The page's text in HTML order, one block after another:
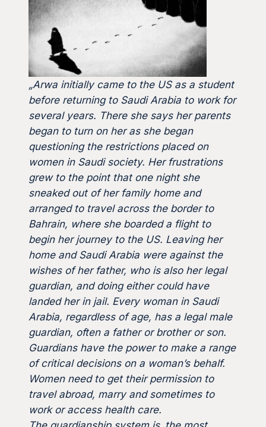
„Arwa initially came to the US as a student
before returning to Saudi Arabia to work for
several years. There she says her parents
began to turn on her as she began
questioning the restrictions placed on
women in Saudi society. Her frustrations
grew to the point that one night she
sneaked out of her family home and
arranged to travel across the border to
Bahrain, where she boarded a flight to
begin her journey to the US. Leaving her
home and Saudi Arabia were against the
wishes of her father, who is also her legal
guardian, and doing either could have
landed her in jail. Every woman in Saudi
Arabia, regardless of age, has a legal male
guardian, often a father or brother or son.
Guardians have the power to make a range
of critical decisions on a woman’s behalf.
Women need to get their permission to
travel abroad, marry and sometimes to
work or access health care.